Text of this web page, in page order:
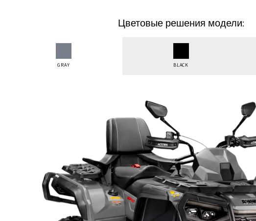
Цветовые решения модели:
GRAY BLACK